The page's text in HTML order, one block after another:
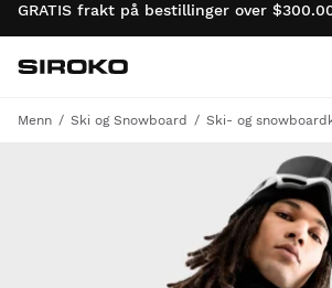
GRATIS frakt på bestillinger over
Gå til
Siroko.com
Menn Ski og Snowboard Ski- og